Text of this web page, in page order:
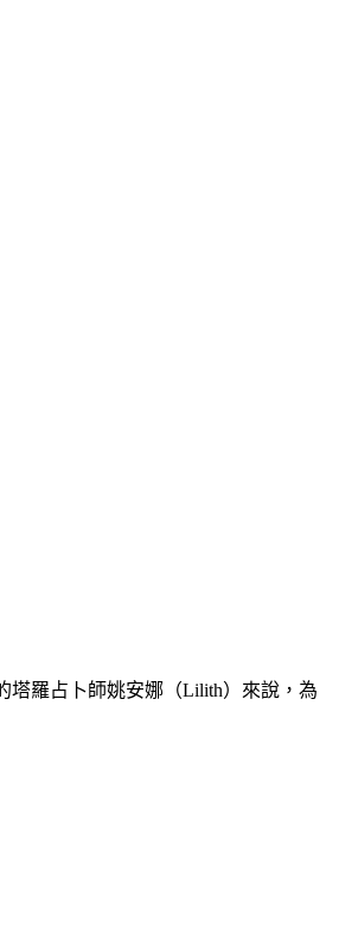
塔羅占卜師姚安娜（Lilith）來說，為